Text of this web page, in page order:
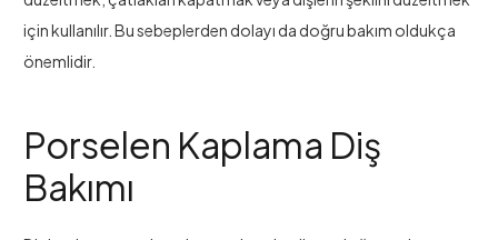
için kullanılır. Bu sebeplerden dolayı da doğru bakım oldukça
önemlidir.
Porselen Kaplama Diş
Bakımı